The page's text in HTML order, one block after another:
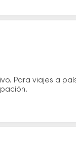
Para viajes a